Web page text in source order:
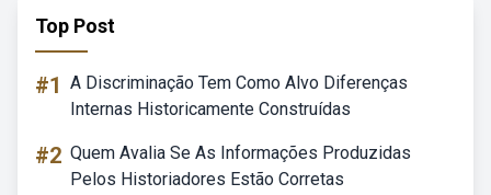
Top Post
#1 A Discriminação Tem Como Alvo Diferenças
Internas Historicamente Construídas
#2 Quem Avalia Se As Informações Produzidas
Pelos Historiadores Estão Corretas